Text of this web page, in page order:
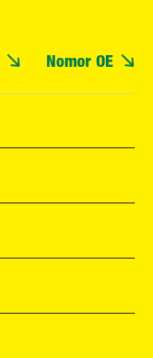
Nomor OE